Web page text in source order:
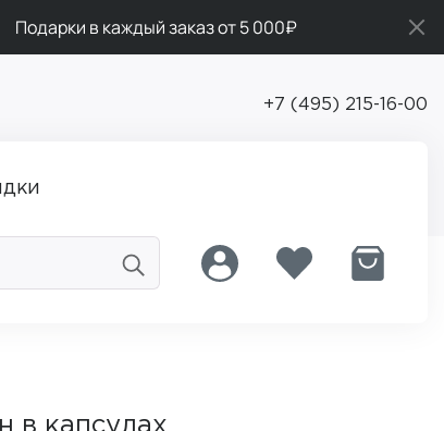
Подарки в каждый заказ от 5 000₽
+7 (495) 215-16-00
в капсулах